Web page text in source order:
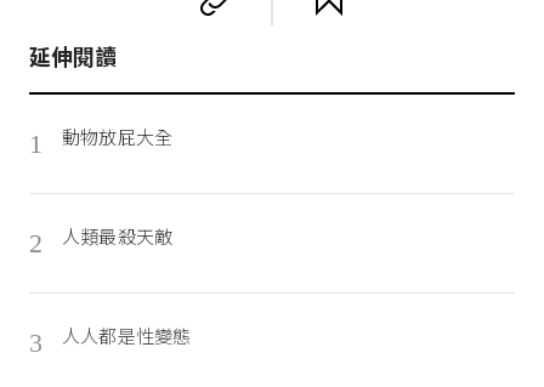
延伸閱讀
1 動物放屁大全
2 人類最殺天敵
3 人人都是性變態